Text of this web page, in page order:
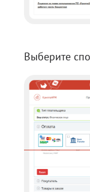
Выберите